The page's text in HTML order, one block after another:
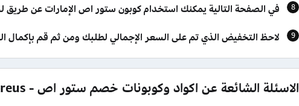
في الصفحة التالية يمكنك استخدام كوبون ستور اص الإمارات عن
لاحظ التخفيض الذي تم على السعر الإجمالي لطلبك ومن ثم قم بإكمال
الاسئلة الشائعة عن اكواد وكوبونات خصم ستور اص - Storeus